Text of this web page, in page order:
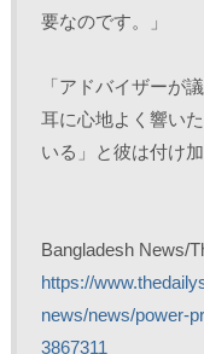
要なのです。」
「アドバイザーが
耳に心地よく響い
いる」と彼は付け加
Bangladesh News/
https://
news/news/power-
3867311